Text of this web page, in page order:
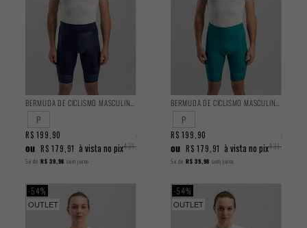
P
R$
431,90
R$ 199,90
ou R$ 179,91 à vista no pix
5x de R$ 39,98 sem juros
P
R$
431,90
R$ 199,90
ou R$ 179,91 à vista no pix
5x de R$ 39,98 sem juros
OUTLET
54%
OUTLET
54%